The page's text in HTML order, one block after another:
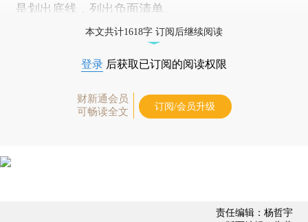
是划出底线，列出负面清单。
本文共计1618字 订阅后继续阅读
登录 后获取已订阅的阅读权限
财新通会员
可畅读全文
订阅/会员升级
责任编辑：杨哲宇